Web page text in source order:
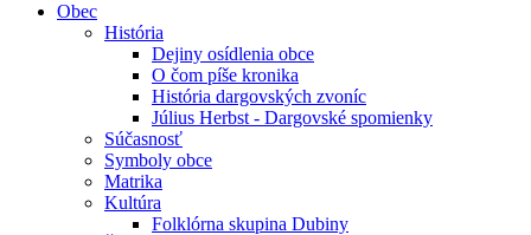
Obec
História
Dejiny osídlenia obce
O čom píše kronika
História dargovských zvoníc
Július Herbst - Dargovské spomienky
Súčasnosť
Symboly obce
Matrika
Kultúra
Folklórna skupina Dubiny